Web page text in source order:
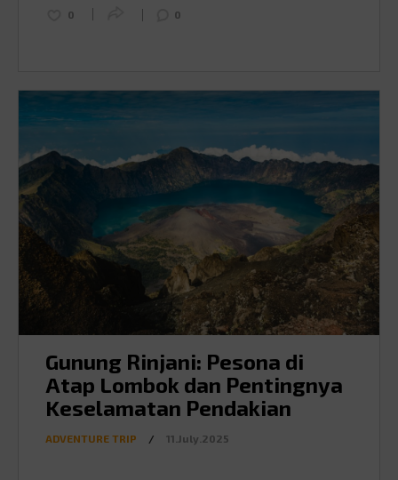
layanan dirancang untuk memenuhi kebutuhan
Continued
0 0
Gunung Rinjani: Pesona di
Atap Lombok dan Pentingnya
Keselamatan Pendakian
ADVENTURE TRIP / 11.July.2025